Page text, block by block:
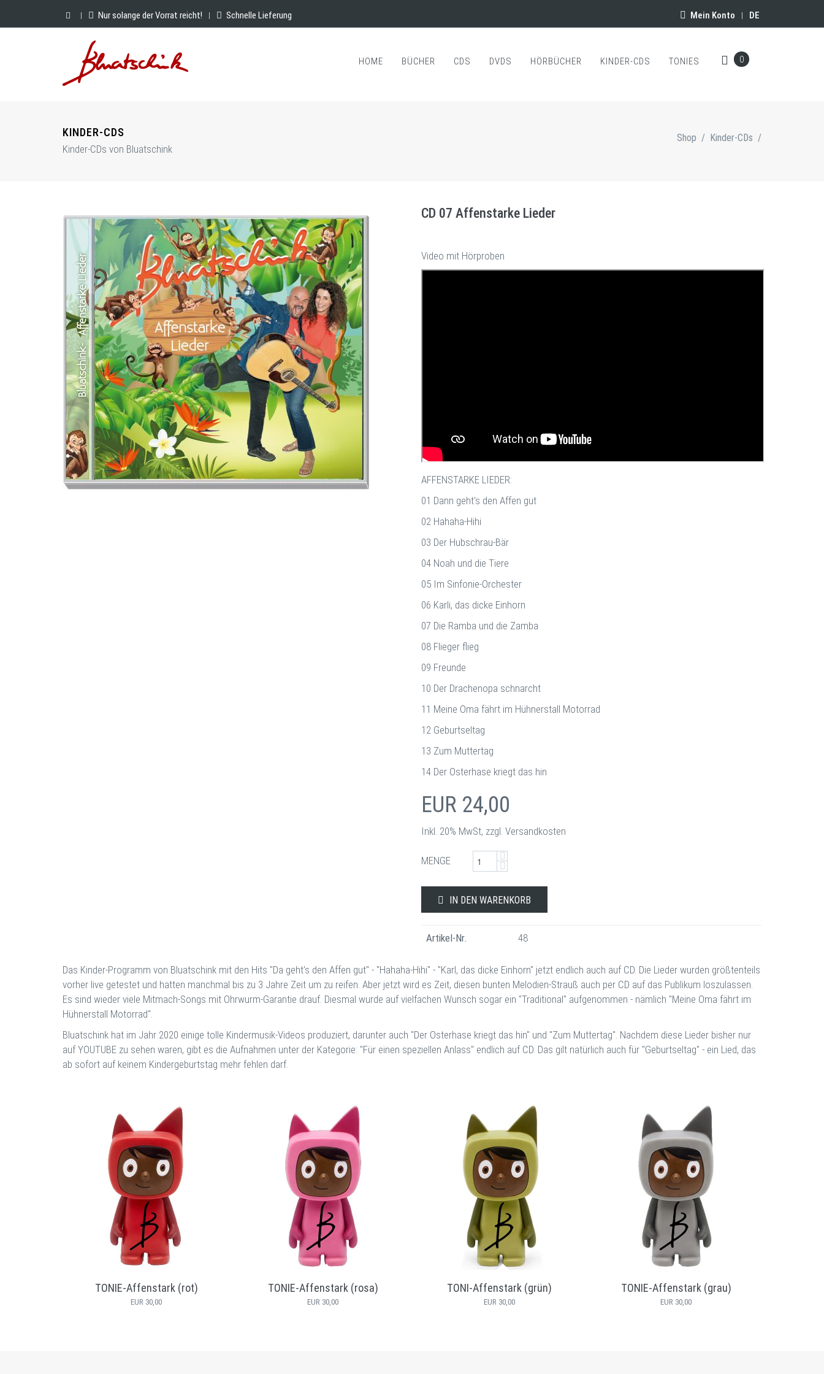
| Nur solange der Vorrat reicht! | Schnelle Lieferung Mein Konto | DE
HOME BÜCHER CDS DVDS HÖRBÜCHER KINDER-CDS TONIES 0
KINDER-CDS
Kinder-CDs von Bluatschink
Shop / Kinder-CDs /
CD 07 Affenstarke Lieder
Video mit Hörproben
AFFENSTARKE LIEDER:
01 Dann geht's den Affen gut
02 Hahaha-Hihi
03 Der Hubschrau-Bär
04 Noah und die Tiere
05 Im Sinfonie-Orchester
06 Karli, das dicke Einhorn
07 Die Ramba und die Zamba
08 Flieger flieg
09 Freunde
10 Der Drachenopa schnarcht
11 Meine Oma fährt im Hühnerstall Motorrad
12 Geburtseltag
13 Zum Muttertag
14 Der Osterhase kriegt das hin
EUR 24,00
Inkl. 20% MwSt, zzgl. Versandkosten
MENGE
IN DEN WARENKORB
Artikel-Nr. 48
Das Kinder-Programm von Bluatschink mit den Hits "Da geht's den Affen gut" - "Hahaha-Hihi" - "Karl, das dicke Einhorn" jetzt endlich auch auf CD. Die Lieder wurden größtenteils
vorher live getestet und hatten manchmal bis zu 3 Jahre Zeit um zu reifen. Aber jetzt wird es Zeit, diesen bunten Melodien-Strauß auch per CD auf das Publikum loszulassen.
Es sind wieder viele Mitmach-Songs mit Ohrwurm-Garantie drauf. Diesmal wurde auf vielfachen Wunsch sogar ein "Traditional" aufgenommen - nämlich "Meine Oma fährt im
Hühnerstall Motorrad".
Bluatschink hat im Jahr 2020 einige tolle Kindermusik-Videos produziert, darunter auch "Der Osterhase kriegt das hin" und "Zum Muttertag". Nachdem diese Lieder bisher nur
auf YOUTUBE zu sehen waren, gibt es die Aufnahmen unter der Kategorie: "Für einen speziellen Anlass" endlich auf CD. Das gilt natürlich auch für "Geburtseltag" - ein Lied, das
ab sofort auf keinem Kindergeburtstag mehr fehlen darf.
TONIE-Affenstark (rot)
EUR 30,00
TONIE-Affenstark (rosa)
EUR 30,00
TONI-Affenstark (grün)
EUR 30,00
TONIE-Affenstark (grau)
EUR 30,00